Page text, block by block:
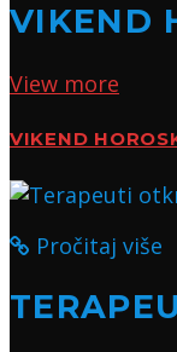
VIKEND
View more
VIKEND
Pročitaj više